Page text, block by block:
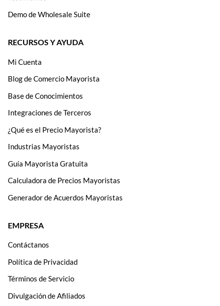
Demo de Wholesale Suite
RECURSOS Y AYUDA
Mi Cuenta
Blog de Comercio Mayorista
Base de Conocimientos
Integraciones de Terceros
¿Qué es el Precio Mayorista?
Industrias Mayoristas
Guía Mayorista Gratuita
Calculadora de Precios Mayoristas
Generador de Acuerdos Mayoristas
EMPRESA
Contáctanos
Política de Privacidad
Términos de Servicio
Divulgación de Afiliados